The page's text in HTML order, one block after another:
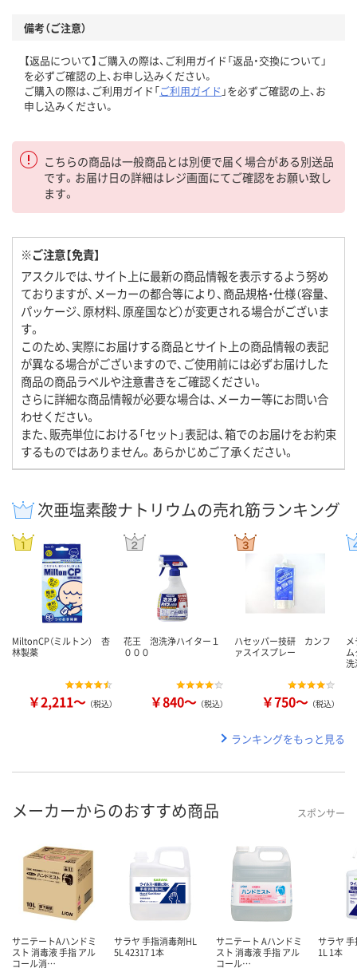
備考（ご注意）
【返品について】ご購入の際は、ご利用ガイド「返品・交換について」
を必ずご確認の上、お申し込みください。
ご購入の際は、ご利用ガイド「ご利用ガイド 」を必ずご確認の上、お
申し込みください。
こちらの商品は一般商品とは別便で届く場合がある別送品
です。お届け日の詳細はレジ画面にてご確認をお願い致し
ます。
※ご注意【免責】
アスクルでは、サイト上に最新の商品情報を表示するよう努め
ておりますが、メーカーの都合等により、商品規格・仕様（容量、
パッケージ、原材料、原産国など）が変更される場合がございま
す。
このため、実際にお届けする商品とサイト上の商品情報の表記
が異なる場合がございますので、ご使用前には必ずお届けした
商品の商品ラベルや注意書きをご確認ください。
さらに詳細な商品情報が必要な場合は、メーカー等にお問い合
わせください。
また、販売単位における「セット」表記は、箱でのお届けをお約束
するものではありません。あらかじめご了承ください。
次亜塩素酸ナトリウムの売れ筋ランキング
MiltonCP（ミルトン） 杏
林製薬
￥2,211～ （税込）
花王 泡洗浄ハイター１
０００
￥840～ （税込）
ハセッパー技研 カンフ
ァスイスプレー
￥750～ （税込）
ランキングをもっと見る
メーカーからのおすすめ商品 スポンサー
サニテートAハンドミ
スト 消毒液 手指 アル
コール消…
サラヤ 手指消毒剤HL
5L 42317 1本
サニテート Aハンドミ
スト 消毒液 手指 アル
コール…
サラヤ
1L 1本